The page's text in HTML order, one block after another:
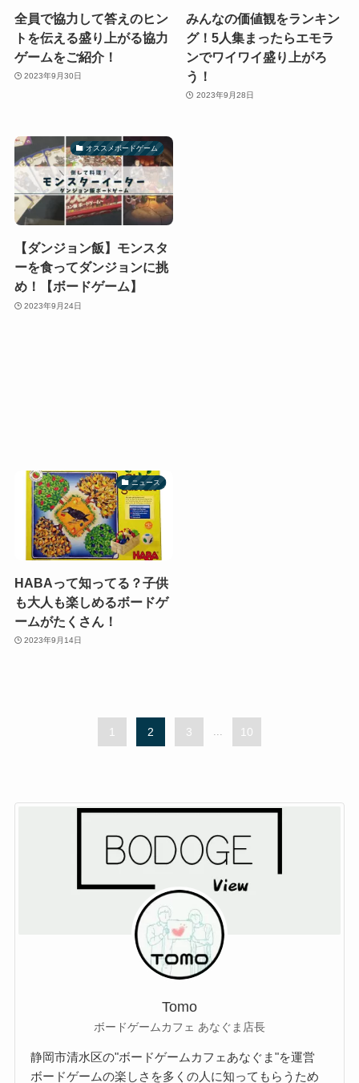
全員で協力して答えのヒン
トを伝える盛り上がる協力
ゲームをご紹介！
2023年9月30日
みんなの価値観をランキン
グ！5人集まったらエモラ
ンでワイワイ盛り上がろ
う！
2023年9月28日
オススメボードゲーム
【ダンジョン飯】モンスタ
ーを食ってダンジョンに挑
め！【ボードゲーム】
2023年9月24日
ニュース
HABAって知ってる？子供
も大人も楽しめるボードゲ
ームがたくさん！
2023年9月14日
1 2 3 10
Tomo
ボードゲームカフェ あなぐま店長
静岡市清水区の"ボードゲームカフェあなぐま"を運営
ボードゲームの楽しさを多くの人に知ってもらうため